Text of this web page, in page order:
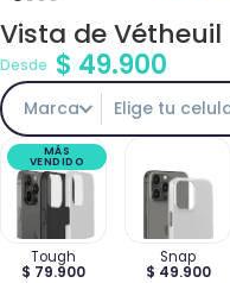
Vista de Vétheuil
Desde $ 49.900
Marca Elige tu
Tough
$ 79.900
MÁS
VENDIDO
Snap
$ 49.900